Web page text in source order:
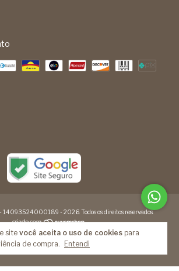
site você aceita o uso de cookies para
de compra.
Entendi
14093524000189 - 2026. Todos os direitos reservados.